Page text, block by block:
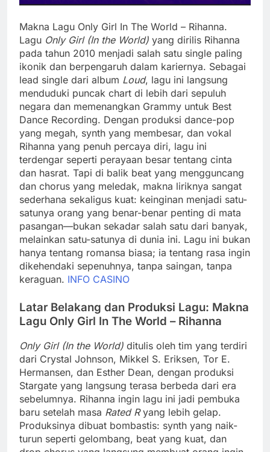
Makna Lagu Only Girl In The World – Rihanna.
Lagu Only Girl (In the World) yang dirilis Rihanna
pada tahun 2010 menjadi salah satu single paling
ikonik dan berpengaruh dalam kariernya. Sebagai
lead single dari album Loud, lagu ini langsung
menduduki puncak chart di lebih dari sepuluh
negara dan memenangkan Grammy untuk Best
Dance Recording. Dengan produksi dance-pop
yang megah, synth yang membesar, dan vokal
Rihanna yang penuh percaya diri, lagu ini
terdengar seperti perayaan besar tentang cinta
dan hasrat. Tapi di balik beat yang mengguncang
dan chorus yang meledak, makna liriknya sangat
sederhana sekaligus kuat: keinginan menjadi satu-
satunya orang yang benar-benar penting di mata
pasangan—bukan sekadar salah satu dari banyak,
melainkan satu-satunya di dunia ini. Lagu ini bukan
hanya tentang romansa biasa; ia tentang rasa ingin
dikehendaki sepenuhnya, tanpa saingan, tanpa
keraguan. INFO CASINO
Latar Belakang dan Produksi Lagu: Makna
Lagu Only Girl In The World – Rihanna
Only Girl (In the World) ditulis oleh tim yang terdiri
dari Crystal Johnson, Mikkel S. Eriksen, Tor E.
Hermansen, dan Esther Dean, dengan produksi
Stargate yang langsung terasa berbeda dari era
sebelumnya. Rihanna ingin lagu ini jadi pembuka
baru setelah masa Rated Ryang lebih gelap.
Produksinya dibuat bombastis: synth yang naik-
turun seperti gelombang, beat yang kuat, dan